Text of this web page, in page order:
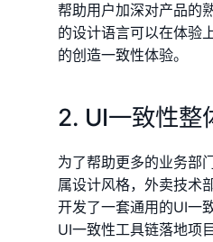
帮助用户加深对产品的
的设计语言可以在体验
的创造一致性体验。
2. UI一致性整
为了帮助更多的业务部
属设计风格，外卖技术
开发了一套通用的UI一
UI一致性工具链落地项